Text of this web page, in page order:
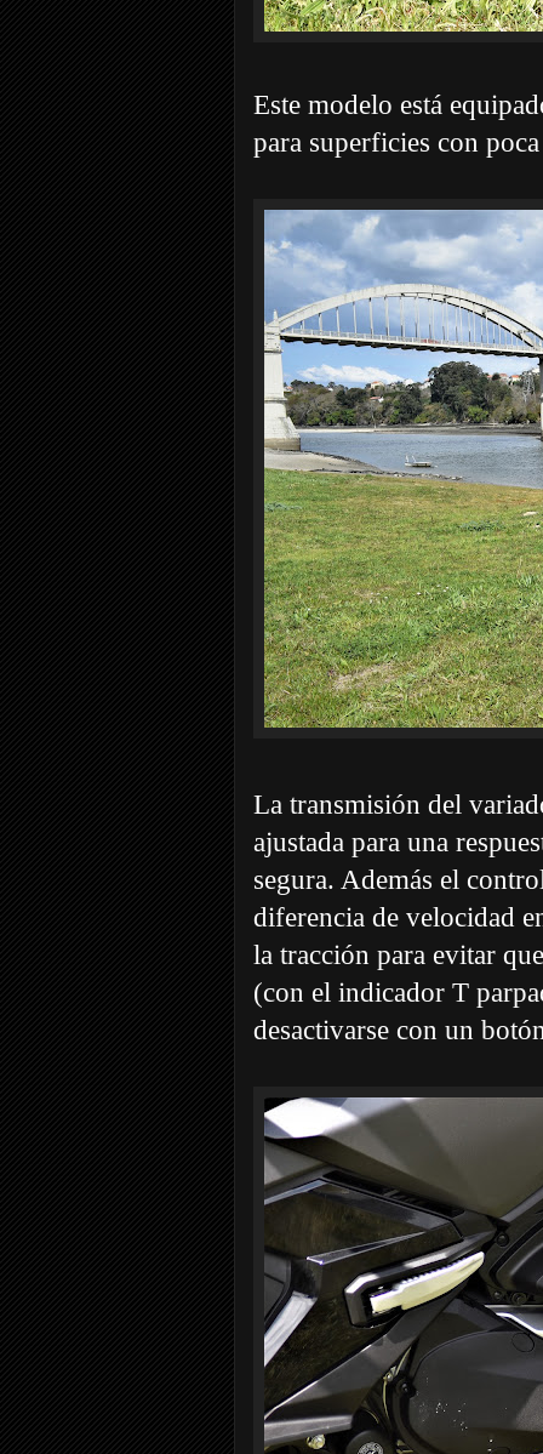
Este modelo está
para superficies con
La transmisión del
ajustada para una
segura. Además el
diferencia de velocidad
la tracción para evitar
(con el indicador T
desactivarse con un